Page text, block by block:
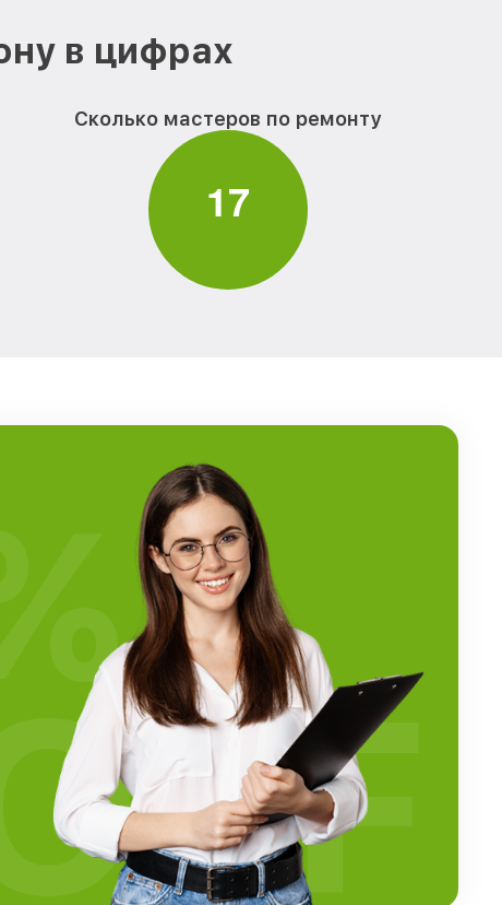
в цифрах
Сколько мастеров по ремонту
17
%
OFF